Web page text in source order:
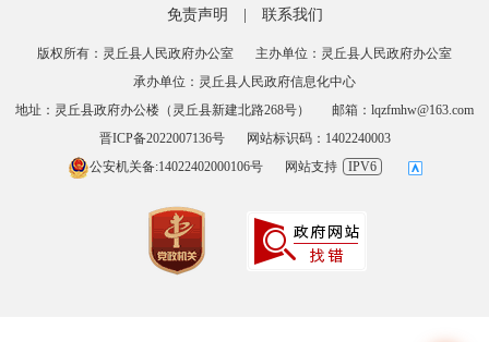
免责声明 联系我们
版权所有：灵丘县人民政府办公室
主办单位：灵丘县人民政府办公室
承办单位：灵丘县人民政府信息化中心
地址：灵丘县政府办公楼（灵丘县新建北路268号）
邮箱：lqzfmhw@163.com
晋ICP备2022007136号
网站标识码：1402240003
公安机关备:14022402000106号
网站支持 IPV6